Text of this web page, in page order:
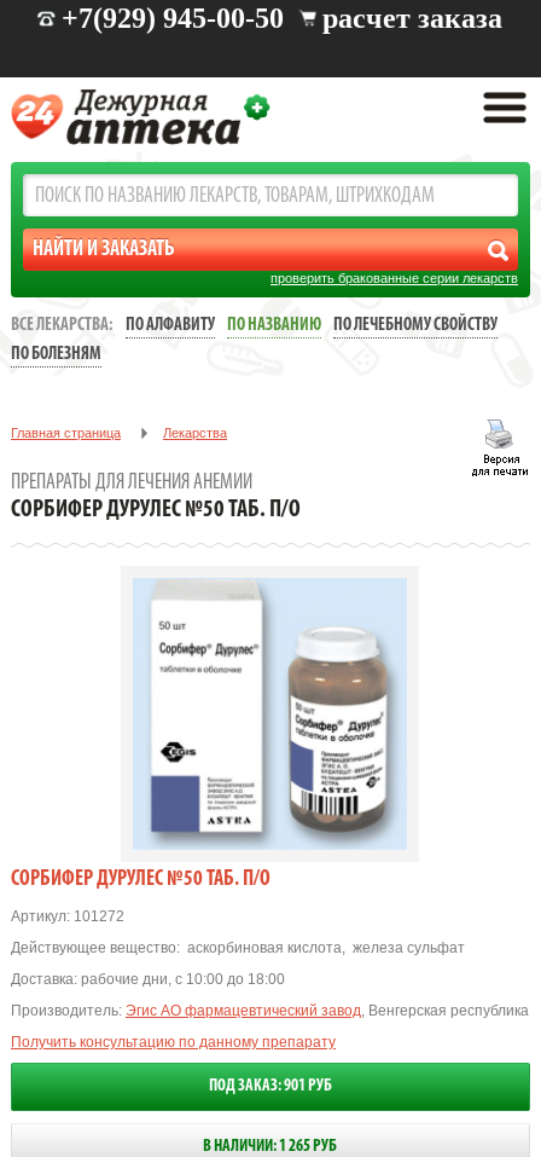
+7(929) 945-00-50 расчет заказа
проверить бракованные серии лекарств
ВСЕ ЛЕКАРСТВА: ПО АЛФАВИТУ ПО НАЗВАНИЮ
ПО ЛЕЧЕБНОМУ СВОЙСТВУ
ПО БОЛЕЗНЯМ
Главная страница Лекарства
СОРБИФЕР ДУРУЛЕС №50 ТАБ. П/О
ПРЕПАРАТЫ ДЛЯ ЛЕЧЕНИЯ АНЕМИИ
СОРБИФЕР ДУРУЛЕС №50 ТАБ. П/О
СОРБИФЕР ДУРУЛЕС №50 ТАБ. П/О
Артикул:101272
Действующее вещество: аскорбиновая кислота, железа сульфат
Доставка: рабочие дни, с 10:00 до 18:00
Производитель: Эгис АО фармацевтический завод, Венгерская республика
Получить консультацию по данному препарату
ПОД ЗАКАЗ: 901 РУБ
В НАЛИЧИИ: 1 265 РУБ